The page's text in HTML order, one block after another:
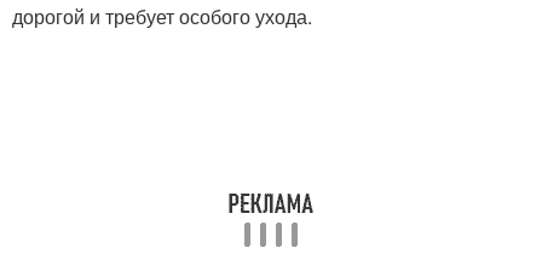
дорогой и требует особого ухода.